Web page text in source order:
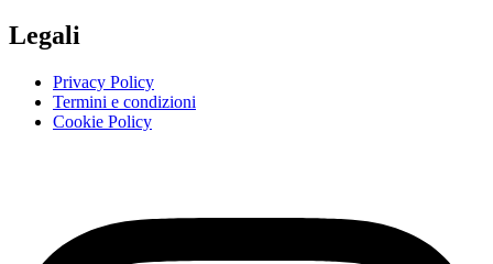
Legali
Privacy Policy
Termini e condizioni
Cookie Policy